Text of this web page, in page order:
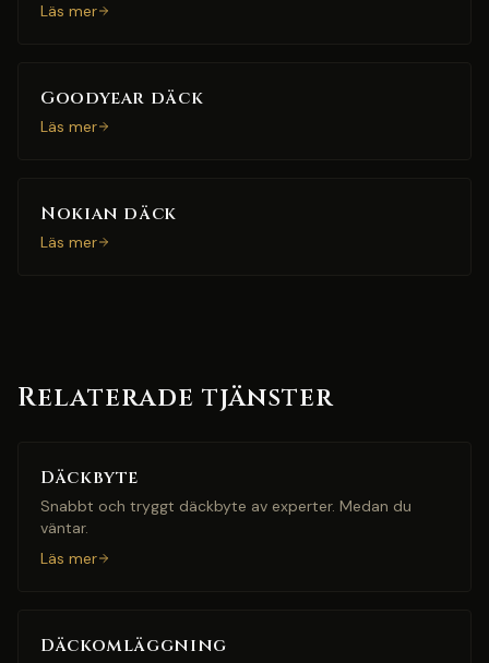
Läs mer
Goodyear däck
Läs mer
Nokian däck
Läs mer
Relaterade tjänster
Däckbyte
Snabbt och tryggt däckbyte av experter. Medan du
väntar.
Läs mer
Däckomläggning